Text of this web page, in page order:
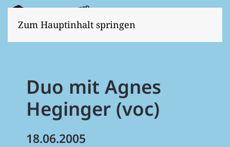
Zum Hauptinhalt springen
Duo mit Agnes
Heginger (voc)
18.06.2005